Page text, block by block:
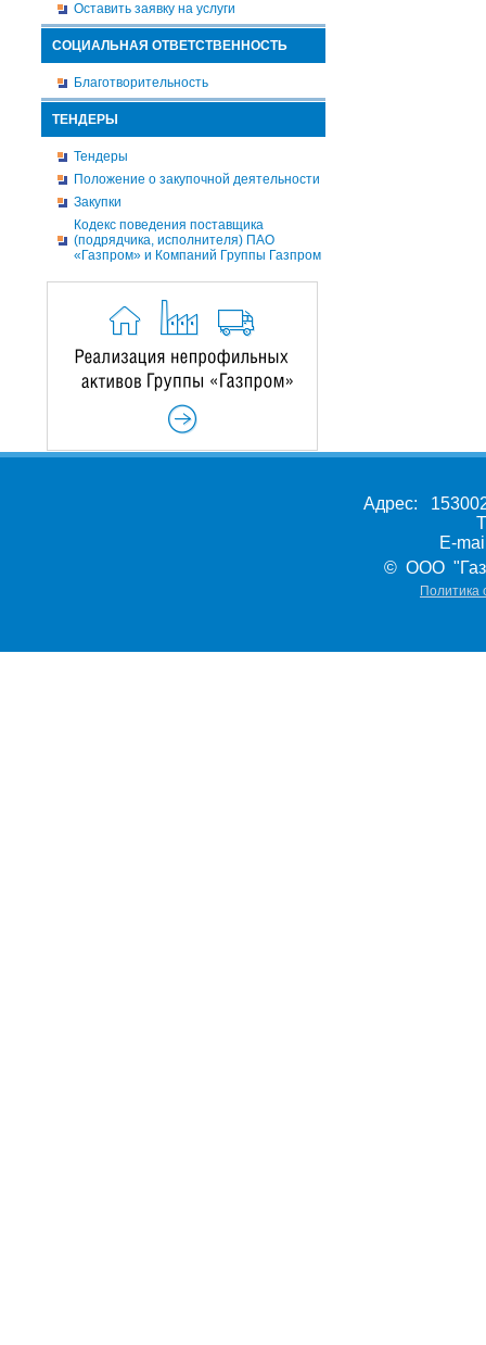
Оставить заявку на услуги
СОЦИАЛЬНАЯ ОТВЕТСТВЕННОСТЬ
Благотворительность
ТЕНДЕРЫ
Тендеры
Положение о закупочной деятельности
Закупки
Кодекс поведения поставщика
(подрядчика, исполнителя) ПАО
«Газпром» и Компаний Группы Газпром
Адрес:
E-
© ООО
Политика